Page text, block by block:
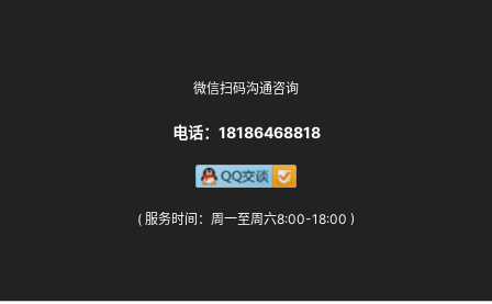
微信扫码沟通咨询
电话：18186468818
( 服务时间：周一至周六8:00-18:00 )